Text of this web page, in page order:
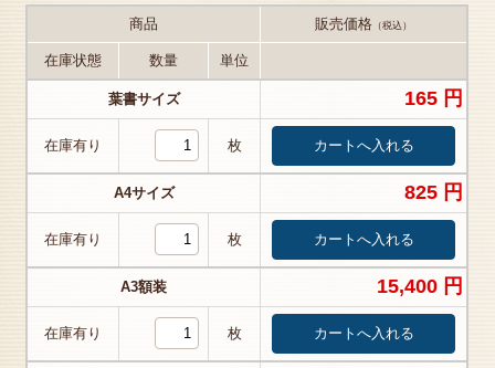
商品 販売価格 （税込）
在庫状態 数量 単位
葉書サイズ 165 円
在庫有り 枚
A4サイズ 825 円
在庫有り 枚
A3額装 15,400 円
在庫有り 枚